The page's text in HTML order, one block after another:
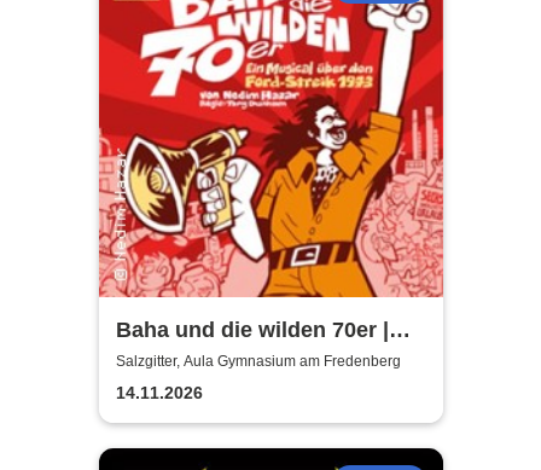
Baha und die wilden 70er |
Aula Gymnasium am
Fredenberg
Salzgitter, Aula Gymnasium am Fredenberg
14.11.2026